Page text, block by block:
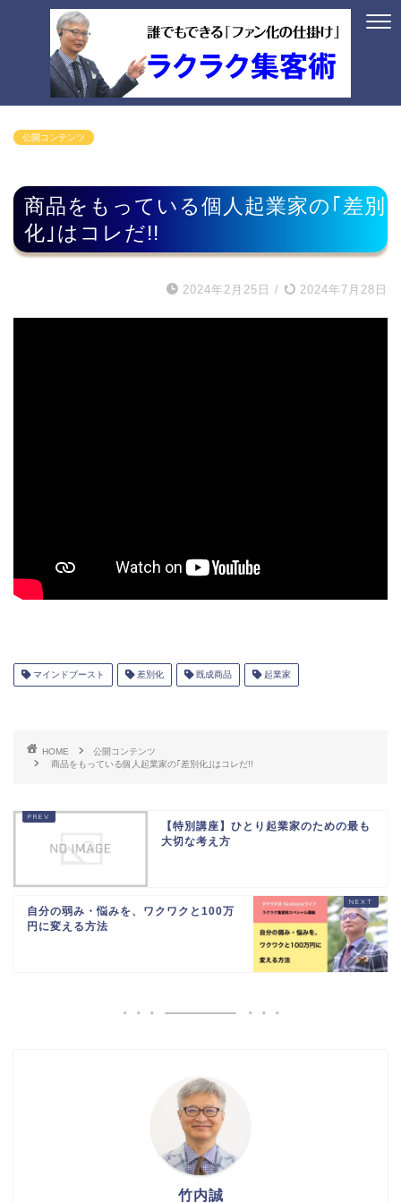
公開コンテンツ
商品をもっている個人起業家の｢差別
化｣はコレだ!!
2024年2月25日 / 2024年7月28日
マインドブースト 差別化 既成商品 起業家
HOME
公開コンテンツ
商品をもっている個人起業家の｢差別化｣はコレだ!!
【特別講座】ひとり起業家のための最も
大切な考え方
自分の弱み・悩みを、ワクワクと100万
円に変える方法
竹内誠